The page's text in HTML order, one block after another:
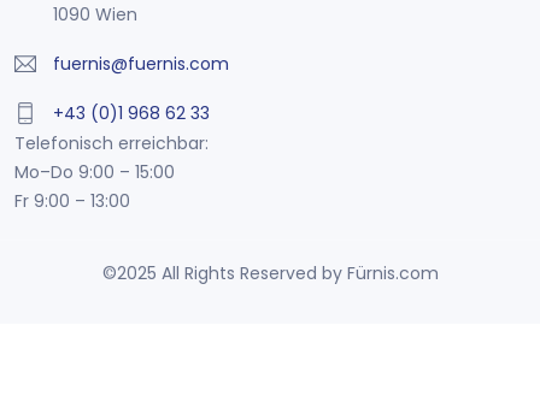
1090 Wien
fuernis@fuernis.com
+43 (0)1 968 62 33
Telefonisch erreichbar:
Mo–Do 9:00 – 15:00
Fr 9:00 – 13:00
©2025 All Rights Reserved by Fürnis.com